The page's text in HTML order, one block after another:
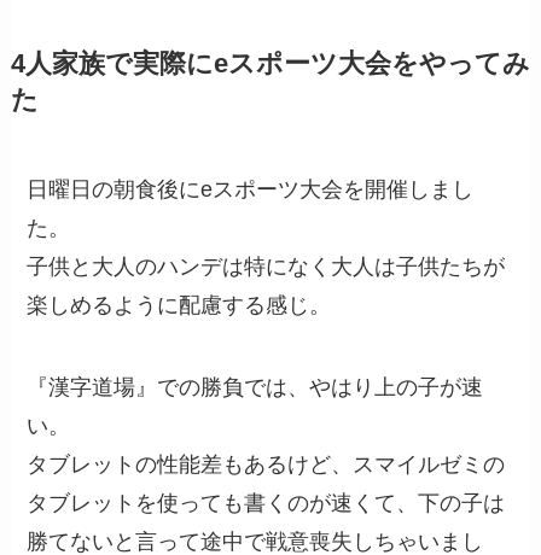
4人家族で実際にeスポーツ大会をやってみ
た
日曜日の朝食後にeスポーツ大会を開催しまし
た。
子供と大人のハンデは特になく大人は子供たちが
楽しめるように配慮する感じ。
『漢字道場』での勝負では、やはり上の子が速
い。
タブレットの性能差もあるけど、スマイルゼミの
タブレットを使っても書くのが速くて、下の子は
勝てないと言って途中で戦意喪失しちゃいまし